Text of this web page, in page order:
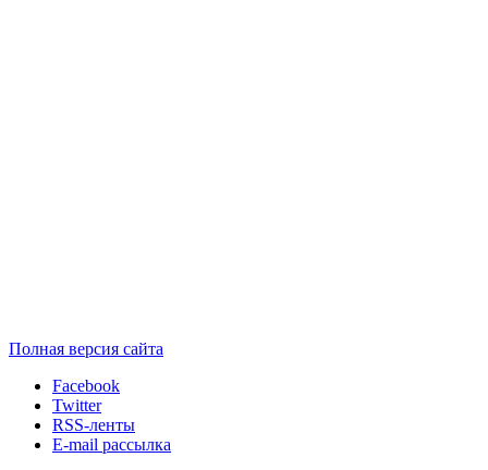
Полная версия сайта
Facebook
Twitter
RSS-ленты
E-mail рассылка